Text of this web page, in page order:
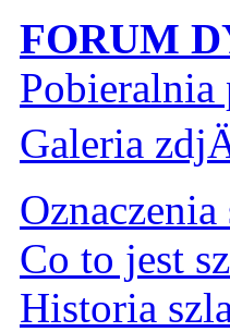
FORUM
Galeria
Co to jest
Historia